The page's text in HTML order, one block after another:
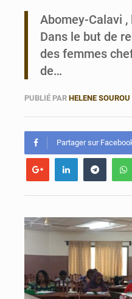
Abomey-Calavi
Dans le but de
des femmes
de…
PUBLIÉ PAR HELENE SOUROU
Partager sur